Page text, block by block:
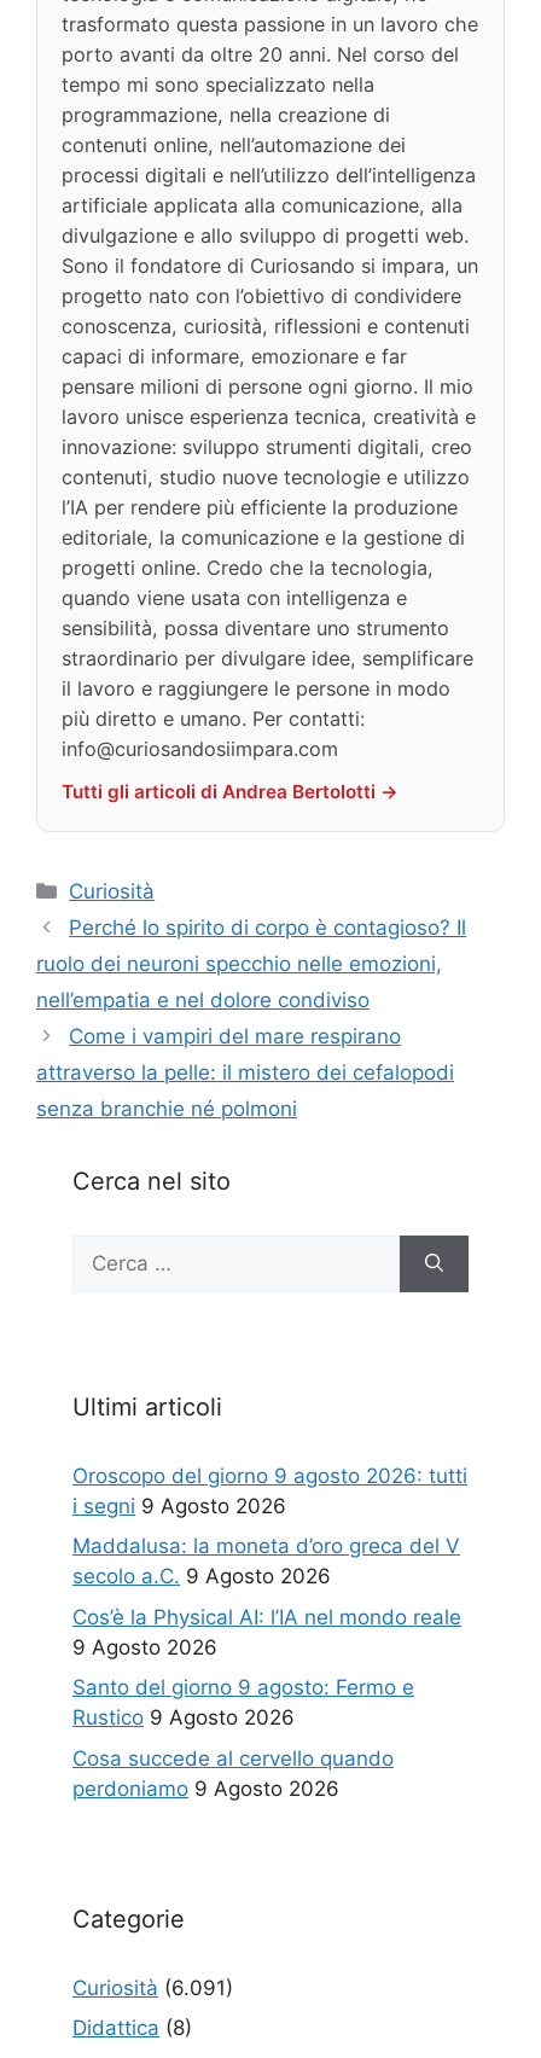
trasformato questa passione in un lavoro che
porto avanti da oltre 20 anni. Nel corso del
tempo mi sono specializzato nella
programmazione, nella creazione di
contenuti online, nell’automazione dei
processi digitali e nell’utilizzo dell’intelligenza
artificiale applicata alla comunicazione, alla
divulgazione e allo sviluppo di progetti web.
Sono il fondatore di Curiosando si impara, un
progetto nato con l’obiettivo di condividere
conoscenza, curiosità, riflessioni e contenuti
capaci di informare, emozionare e far
pensare milioni di persone ogni giorno. Il mio
lavoro unisce esperienza tecnica, creatività e
innovazione: sviluppo strumenti digitali, creo
contenuti, studio nuove tecnologie e utilizzo
l’IA per rendere più efficiente la produzione
editoriale, la comunicazione e la gestione di
progetti online. Credo che la tecnologia,
quando viene usata con intelligenza e
sensibilità, possa diventare uno strumento
straordinario per divulgare idee, semplificare
il lavoro e raggiungere le persone in modo
più diretto e umano. Per contatti:
info@curiosandosiimpara.com
Tutti gli articoli di Andrea Bertolotti →
Categorie
Curiosità
Perché lo spirito di corpo è contagioso? Il
ruolo dei neuroni specchio nelle emozioni,
nell’empatia e nel dolore condiviso
Come i vampiri del mare respirano
attraverso la pelle: il mistero dei cefalopodi
senza branchie né polmoni
Cerca nel sito
per:
Ultimi articoli
Oroscopo del giorno 9 agosto 2026: tutti
i segni 9 Agosto 2026
Maddalusa: la moneta d’oro greca del V
secolo a.C. 9 Agosto 2026
Cos’è la Physical AI: l’IA nel mondo reale
9 Agosto 2026
Santo del giorno 9 agosto: Fermo e
Rustico 9 Agosto 2026
Cosa succede al cervello quando
perdoniamo 9 Agosto 2026
Categorie
Curiosità (6.091)
Didattica (8)